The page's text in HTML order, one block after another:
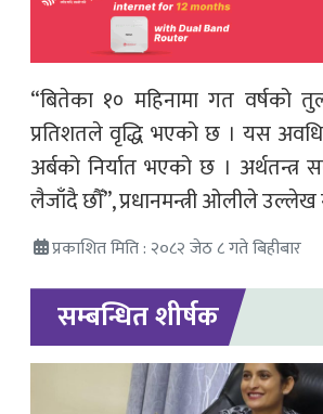
“बितेका १० महिनामा गत वर्षको
प्रतिशतले वृद्धि भएको छ । यस
अर्बको निर्यात भएको छ । अर्थतन्त्र
लैजाँदै छौँ”, प्रधानमन्त्री ओलीले
प्रकाशित मिति : २०८२ जेठ ८ गते बिहीबार
सम्बन्धित शीर्षक